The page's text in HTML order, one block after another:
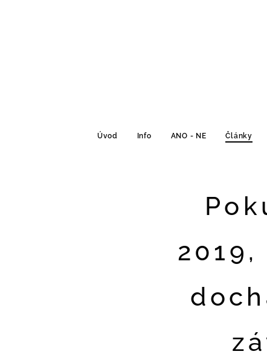
Úvod Info ANO - NE Články